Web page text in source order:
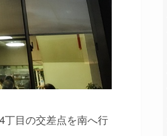
目の交差点を南へ行